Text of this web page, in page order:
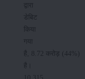
द्वारा
डेबिट
किया
गया
है, 8.72 करोड़ (44%)
है।